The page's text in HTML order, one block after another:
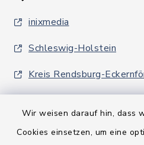
Wir weisen darauf hin, dass
Cookies einsetzen, um eine
inixmedia
Schleswig-Holstein
Kreis Rendsburg-